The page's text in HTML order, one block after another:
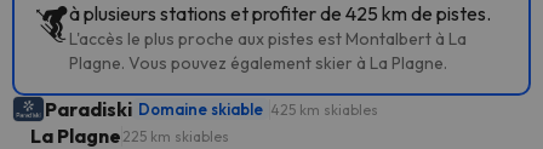
à plusieurs stations et profiter de 425 km de pistes.
L'accès le plus proche aux pistes est Montalbert à La
Plagne. Vous pouvez également skier à La Plagne.
Paradiski Domaine skiable 425 km skiables
La Plagne 225 km skiables